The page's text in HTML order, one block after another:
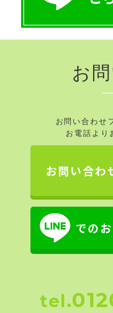
お
お問い合わせ
お電話より
お問い合わ
での
tel.